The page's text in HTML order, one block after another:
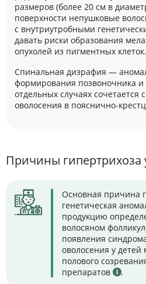
размеров (более 20 см в
поверхности непушковые
с внутриутробными
давать риски образования
опухолей из пигментных клеток.
Спинальная дизрафия —
формирования позвоночника и
отдельных случаях сочетается
оволосения в пояснично-
Причины гипертрихоза
Основная причина
генетическая
продукцию
волосяном
появления
оволосения у
полового
препаратов
.